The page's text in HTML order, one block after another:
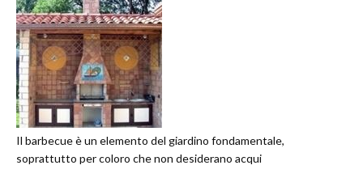
Il barbecue è un elemento del giardino fondamentale,
soprattutto per coloro che non desiderano acqui